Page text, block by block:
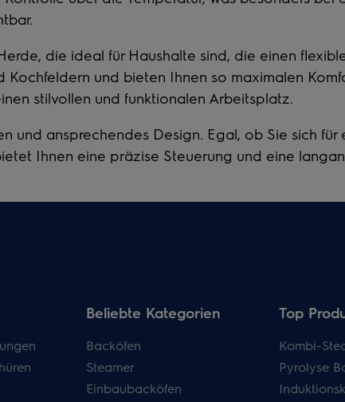
, die ideal für Haushalte sind, die einen
und bieten Ihnen so maximalen
stilvollen und funktionalen Arbeitsplatz.
und ansprechendes Design. Egal, ob Sie sich für
Ihnen eine präzise Steuerung und eine
Beliebte Kategorien
Backöfen
Steamer
Einbaubacköfen
Top
Kombi-
Pyrolyse